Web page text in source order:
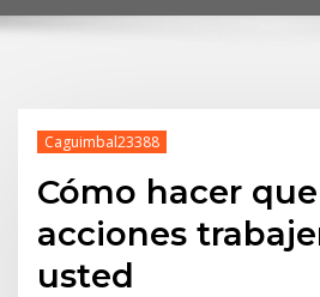
Caguimbal23388
Cómo hacer
acciones
usted